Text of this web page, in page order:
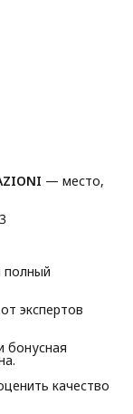
— место,
полный
экспертов
бонусная
качество